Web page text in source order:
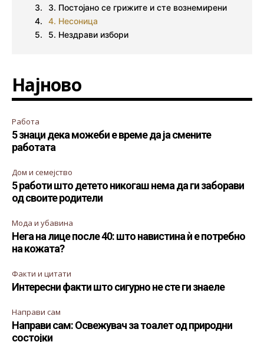
3. Постојано се грижите и сте вознемирени
4. Несоница
5. Нездрави избори
Најново
Работа
5 знаци дека можеби е време да ја смените
работата
Дом и семејство
5 работи што детето никогаш нема да ги заборави
од своите родители
Мода и убавина
Нега на лице после 40: што навистина ѝ е потребно
на кожата?
Факти и цитати
Интересни факти што сигурно не сте ги знаеле
Направи сам
Направи сам: Освежувач за тоалет од природни
состојки